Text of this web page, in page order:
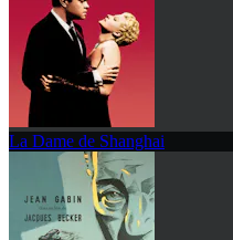
La Dame de Shanghai